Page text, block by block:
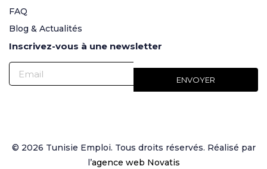
FAQ
Blog & Actualités
Inscrivez-vous à une newsletter
© 2026 Tunisie Emploi. Tous droits réservés. Réalisé par
l’agence web Novatis